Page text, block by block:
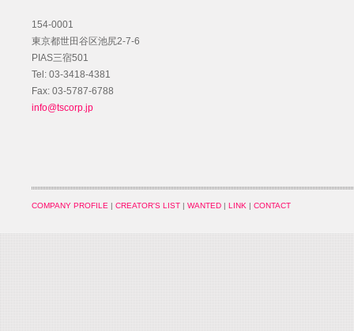
154-0001
東京都世田谷区池尻2-7-6
PIAS三宿501
Tel: 03-3418-4381
Fax: 03-5787-6788
info@tscorp.jp
COMPANY PROFILE | CREATOR'S LIST | WANTED | LINK | CONTACT